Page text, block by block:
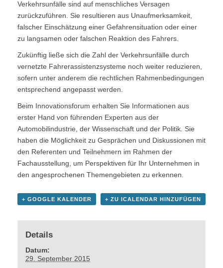
Verkehrsunfälle sind auf menschliches Versagen
zurückzuführen. Sie resultieren aus Unaufmerksamkeit,
falscher Einschätzung einer Gefahrensituation oder einer
zu langsamen oder falschen Reaktion des Fahrers.
Zukünftig ließe sich die Zahl der Verkehrsunfälle durch
vernetzte Fahrerassistenzsysteme noch weiter reduzieren,
sofern unter anderem die rechtlichen Rahmenbedingungen
entsprechend angepasst werden.
Beim Innovationsforum erhalten Sie Informationen aus
erster Hand von führenden Experten aus der
Automobilindustrie, der Wissenschaft und der Politik. Sie
haben die Möglichkeit zu Gesprächen und Diskussionen mit
den Referenten und Teilnehmern im Rahmen der
Fachausstellung, um Perspektiven für Ihr Unternehmen in
den angesprochenen Themengebieten zu erkennen.
+ GOOGLE KALENDER + ZU ICALENDAR HINZUFÜGEN
Details
Datum:
29. September 2015